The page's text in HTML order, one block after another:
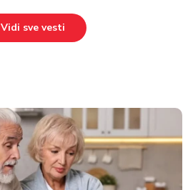
Vidi sve vesti